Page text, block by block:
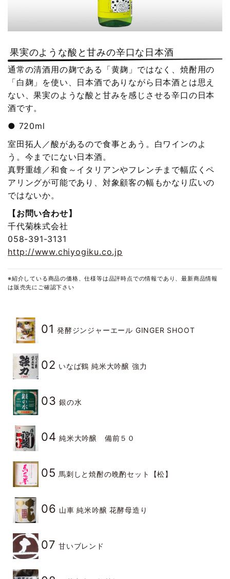
果実のような酸と甘みの辛口な日本酒
通常の清酒用の麹である「黄麹」ではなく、焼酎用の
「白麹」を使い、日本酒でありながら日本酒とは思え
ない、果実のような酸と甘みを感じさせる辛口の日本
酒です。
● 720ml
室田拓人／酸があるので食事とあう。白ワインのよ
う。今までにない日本酒。
真野重雄／和食～イタリアンやフレンチまで幅広くペ
アリングが可能であり、対象顧客の幅もかなり広いの
ではないか。
【お問い合わせ】
千代菊株式会社
058-391-3131
http://www.chiyogiku.co.jp
※紹介している商品の価格、仕様等は品評時点での情報であり、最新商品情報
は販売先にご確認下さい
01 発酵ジンジャーエール GINGER SHOOT
02 いなば鶴 純米大吟醸 強力
03 銀の水
04 純米大吟醸 備前５０
05 馬刺しと焼酎の晩酌セット【松】
06 山車 純米吟醸 花酵母造り
07 甘いブレンド